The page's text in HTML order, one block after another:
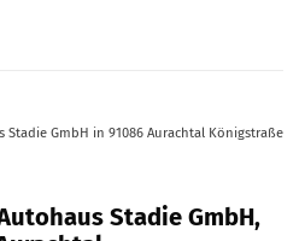
GmbH in 91086 Aurachtal Königstraße 4
Stadie GmbH,